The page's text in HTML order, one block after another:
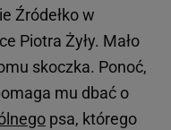
Źródełko w
Piotra Żyły. Mało
skoczka. Ponoć,
mu dbać o
psa, którego